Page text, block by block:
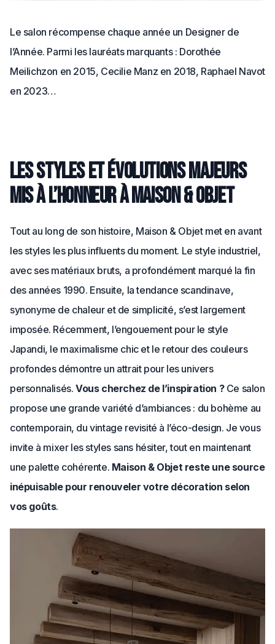
Le salon récompense chaque année un Designer de
l’Année. Parmi les lauréats marquants : Dorothée
Meilichzon en 2015, Cecilie Manz en 2018, Raphael Navot
en 2023…
Les styles et évolutions majeurs
mis à l’honneur à Maison & Objet
Tout au long de son histoire, Maison & Objet met en avant
les styles les plus influents du moment. Le style industriel,
avec ses matériaux bruts, a profondément marqué la fin
des années 1990. Ensuite, la tendance scandinave,
synonyme de chaleur et de simplicité, s’est largement
imposée. Récemment, l’engouement pour le style
Japandi, le maximalisme chic et le retour des couleurs
profondes démontre un attrait pour les univers
personnalisés. Vous cherchez de l’inspiration ?Ce salon
propose une grande variété d’ambiances : du bohème au
contemporain, du vintage revisité à l’éco-design. Je vous
invite à mixer les styles sans hésiter, tout en maintenant
une palette cohérente. Maison & Objet reste une source
inépuisable pour renouveler votre décoration selon
vos goûts.